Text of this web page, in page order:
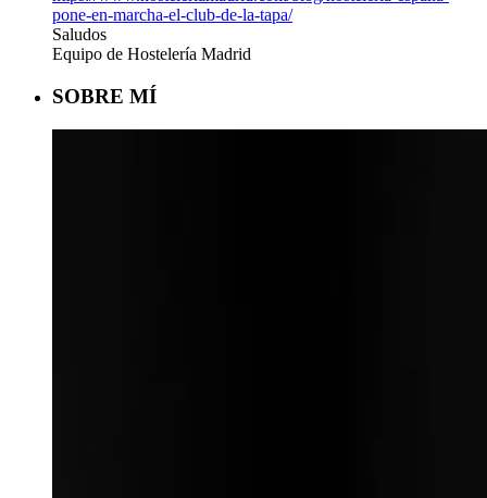
pone-en-marcha-el-club-de-la-tapa/
Saludos
Equipo de Hostelería Madrid
SOBRE MÍ